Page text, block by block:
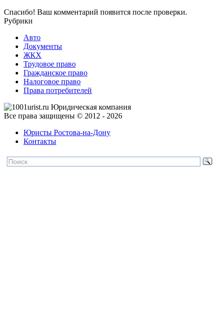
Спасибо! Ваш комментарий появится после проверки.
Рубрики
Авто
Документы
ЖКХ
Трудовое право
Гражданское право
Налоговое право
Права потребителей
Все права защищены © 2012 - 2026
Юристы Ростова-на-Дону
Контакты